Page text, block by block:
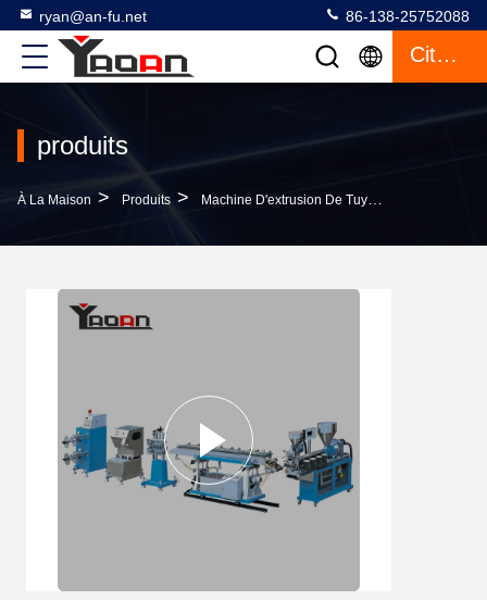
ryan@an-fu.net 86-138-25752088
Citation
produits
À La Maison > Produits > Machine D'extrusion De Tuyaux En Plastique